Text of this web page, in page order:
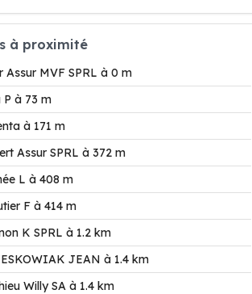
à proximité
Assur MVF SPRL à 0 m
P à 73 m
à 171 m
Assur SPRL à 372 m
L à 408 m
F à 414 m
K SPRL à 1.2 km
JEAN à 1.4 km
Willy SA à 1.4 km